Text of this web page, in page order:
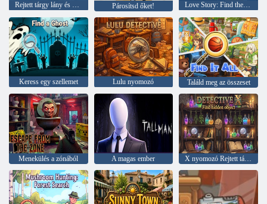
Rejtett tárgy lány és macska Párosítsd őket! Love Story: Find the Piece
Keress egy szellemet Lulu nyomozó Találd meg az összeset
Menekülés a zónából A magas ember X nyomozó Rejtett tárgy keresése